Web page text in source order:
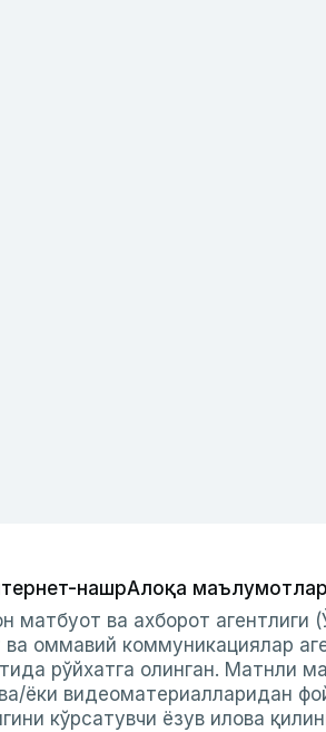
нашрАлоқа
матбуот ва ахборот
оммавий коммуникациялар
рўйхатга олинган. Матнли
ёки видеоматериалларидан
кўрсатувчи ёзув илова